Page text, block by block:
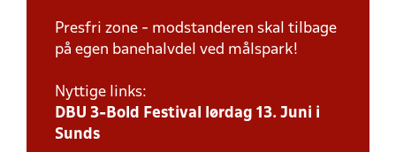
Presfri zone - modstanderen skal tilbage
på egen banehalvdel ved målspark!
Nyttige links:
DBU 3-Bold Festival lørdag 13. Juni i
Sunds